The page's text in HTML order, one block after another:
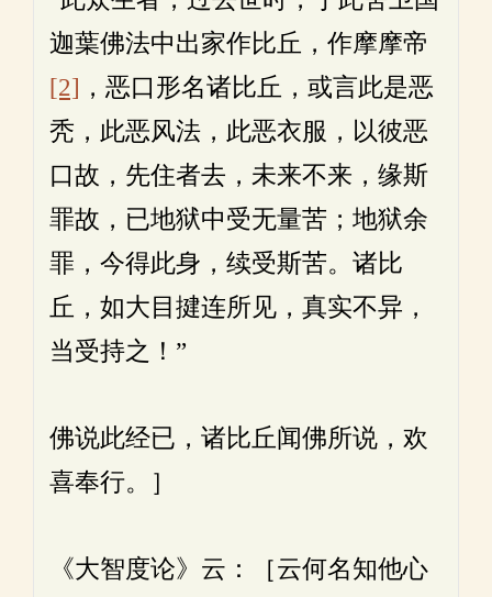
迦葉佛法中出家作比丘，作摩摩帝
[2] ，恶口形名诸比丘，或言此是恶
秃，此恶风法，此恶衣服，以彼恶
口故，先住者去，未来不来，缘斯
罪故，已地狱中受无量苦；地狱余
罪，今得此身，续受斯苦。诸比
丘，如大目揵连所见，真实不异，
当受持之！”
佛说此经已，诸比丘闻佛所说，欢
喜奉行。］
《大智度论》云：［云何名知他心